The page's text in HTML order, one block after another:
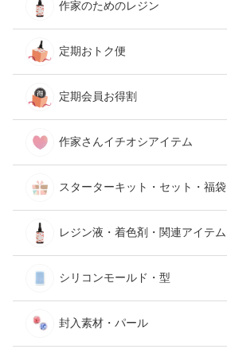
作家のためのレジン
定期おトク便
定期会員お得割
作家さんイチオシアイテム
スターターキット・セット・福袋
レジン液・着色剤・関連アイテム
シリコンモールド・型
封入素材・パール